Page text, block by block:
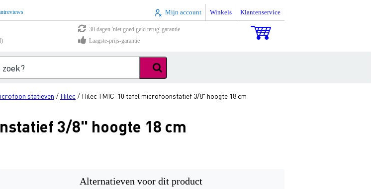
Mijn account Winkels Klantenservice
30 dagen 'niet goed geld terug' garantie
Laagste-prijs-garantie
statieven / Hilec / Hilec TMIC-10 tafel microfoonstatief 3/8" hoogte 18 cm
3/8" hoogte 18 cm
Alternatieven voor dit product